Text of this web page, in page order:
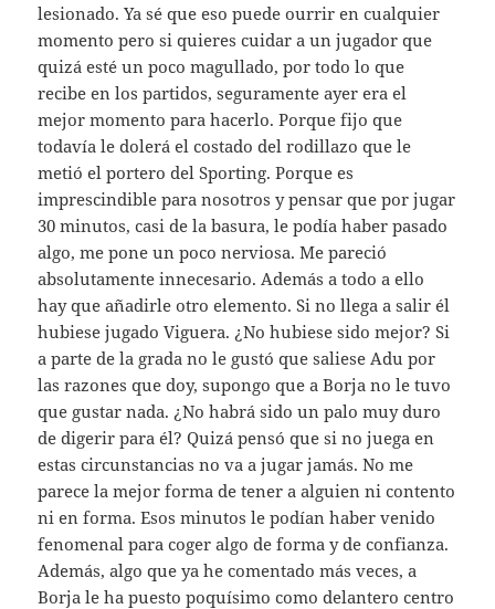
lesionado. Ya sé que eso puede ourrir en cualquier
momento pero si quieres cuidar a un jugador que
quizá esté un poco magullado, por todo lo que
recibe en los partidos, seguramente ayer era el
mejor momento para hacerlo. Porque fijo que
todavía le dolerá el costado del rodillazo que le
metió el portero del Sporting. Porque es
imprescindible para nosotros y pensar que por jugar
30 minutos, casi de la basura, le podía haber pasado
algo, me pone un poco nerviosa. Me pareció
absolutamente innecesario. Además a todo a ello
hay que añadirle otro elemento. Si no llega a salir él
hubiese jugado Viguera. ¿No hubiese sido mejor? Si
a parte de la grada no le gustó que saliese Adu por
las razones que doy, supongo que a Borja no le tuvo
que gustar nada. ¿No habrá sido un palo muy duro
de digerir para él? Quizá pensó que si no juega en
estas circunstancias no va a jugar jamás. No me
parece la mejor forma de tener a alguien ni contento
ni en forma. Esos minutos le podían haber venido
fenomenal para coger algo de forma y de confianza.
Además, algo que ya he comentado más veces, a
Borja le ha puesto poquísimo como delantero centro